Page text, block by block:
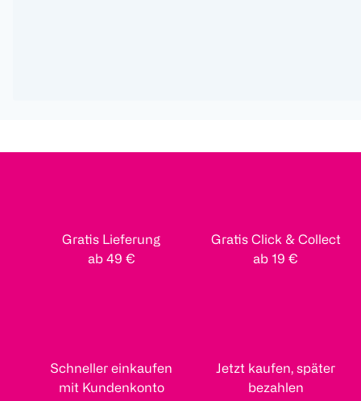
Gratis Lieferung
ab 49 €
Gratis Click & Collect
ab 19 €
Schneller einkaufen
mit Kundenkonto
Jetzt kaufen, später
bezahlen